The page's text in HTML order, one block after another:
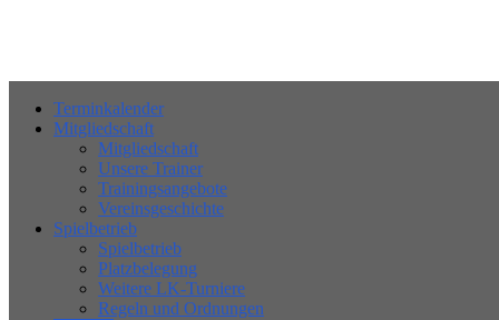
Terminkalender
Mitgliedschaft
Mitgliedschaft
Unsere Trainer
Trainingsangebote
Vereinsgeschichte
Spielbetrieb
Spielbetrieb
Platzbelegung
Weitere LK-Turniere
Regeln und Ordnungen